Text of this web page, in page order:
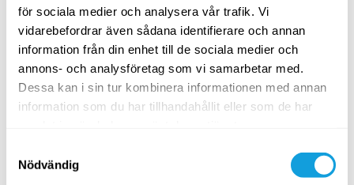
för sociala medier och analysera vår trafik. Vi
vidarebefordrar även sådana identifierare och annan
information från din enhet till de sociala medier och
annons- och analysföretag som vi samarbetar med.
Dessa kan i sin tur kombinera informationen med annan
information som du har tillhandahållit eller som de har
Nödvändig
30min
Relaterade temasidor